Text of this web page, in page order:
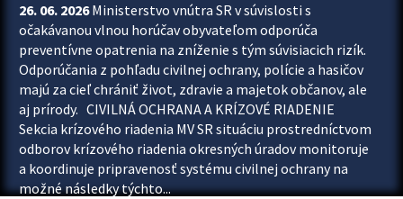
26. 06. 2026Ministerstvo vnútra SR v súvislosti s
očakávanou vlnou horúčav obyvateľom odporúča
preventívne opatrenia na zníženie s tým súvisiacich rizík.
Odporúčania z pohľadu civilnej ochrany, polície a hasičov
majú za cieľ chrániť život, zdravie a majetok občanov, ale
aj prírody. CIVILNÁ OCHRANA A KRÍZOVÉ RIADENIE
Sekcia krízového riadenia MV SR situáciu prostredníctvom
odborov krízového riadenia okresných úradov monitoruje
a koordinuje pripravenosť systému civilnej ochrany na
možné následky týchto...